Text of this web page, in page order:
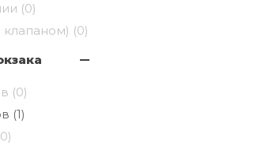
(0)
клапаном) (0)
(0)
(1)
0)